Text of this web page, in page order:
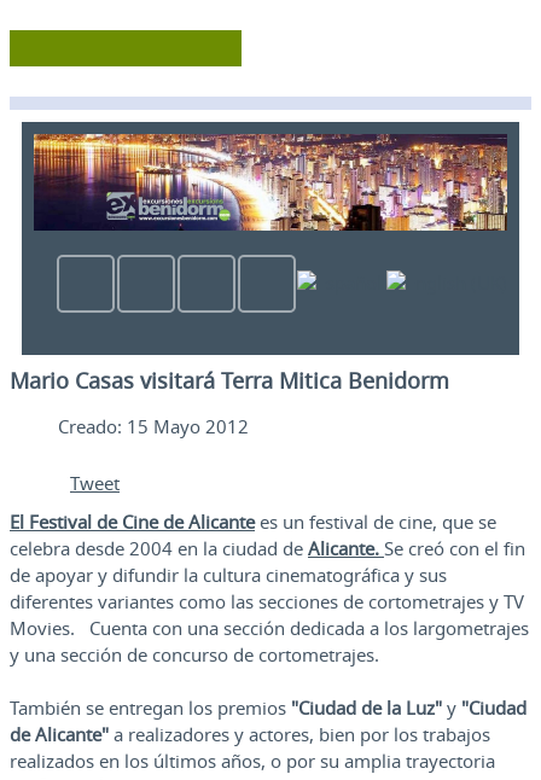
Mario Casas visitará Terra Mitica Benidorm
Creado: 15 Mayo 2012
Tweet
El Festival de Cine de Alicantees un festival de cine, que se
celebra desde 2004 en la ciudad de Alicante. Se creó con el fin
de apoyar y difundir la cultura cinematográfica y sus
diferentes variantes como las secciones de cortometrajes y TV
Movies. Cuenta con una sección dedicada a los largometrajes
y una sección de concurso de cortometrajes.
También se entregan los premios "Ciudad de la Luz" y "Ciudad
de Alicante" a realizadores y actores, bien por los trabajos
realizados en los últimos años, o por su amplia trayectoria